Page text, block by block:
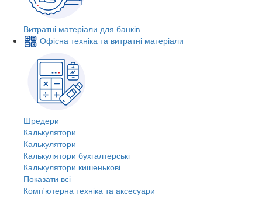
Витратні матеріали для банків
Офісна техніка та витратні матеріали
Шредери
Калькулятори
Калькулятори
Калькулятори бухгалтерські
Калькулятори кишенькові
Показати всі
Комп'ютерна техніка та аксесуари